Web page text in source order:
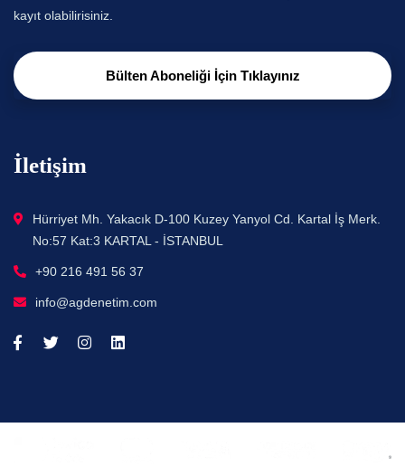
kayıt olabilirisiniz.
Bülten Aboneliği İçin Tıklayınız
İletişim
Hürriyet Mh. Yakacık D-100 Kuzey Yanyol Cd. Kartal İş Merk.
No:57 Kat:3 KARTAL - İSTANBUL
+90 216 491 56 37
info@agdenetim.com